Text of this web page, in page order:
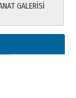
GALERİSİ